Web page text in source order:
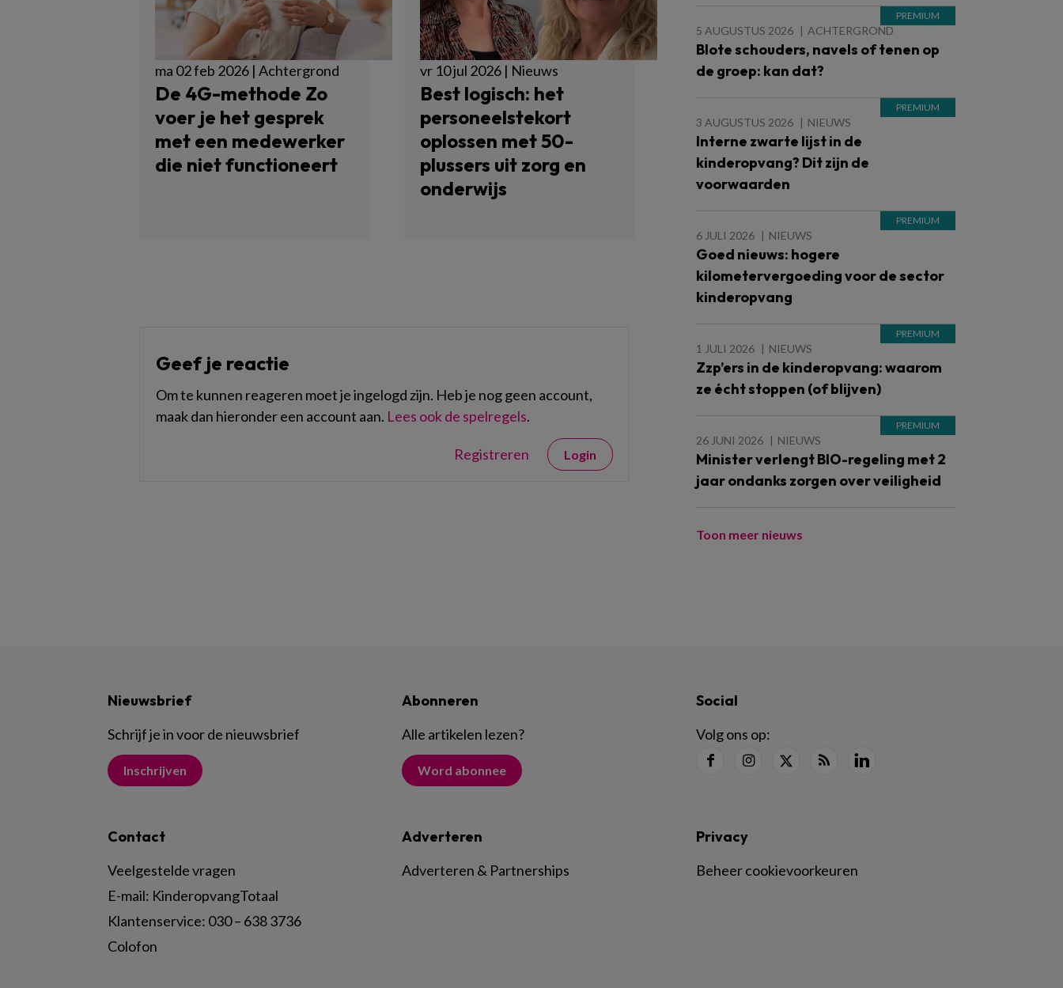
ma 02 feb 2026 | Achtergrond
De 4G-methode Zo
voer je het gesprek
met een medewerker
die niet functioneert
vr 10 jul 2026 | Nieuws
Best logisch: het
personeelstekort
oplossen met 50-
plussers uit zorg en
onderwijs
Geef je reactie
Om te kunnen reageren moet je ingelogd zijn. Heb je nog geen account,
maak dan hieronder een account aan. Lees ook de spelregels.
Registreren Login
5 AUGUSTUS 2026 ACHTERGROND
Blote schouders, navels of tenen op
de groep: kan dat?
3 AUGUSTUS 2026 NIEUWS
Interne zwarte lijst in de
kinderopvang? Dit zijn de
voorwaarden
6 JULI 2026 NIEUWS
Goed nieuws: hogere
kilometervergoeding voor de sector
kinderopvang
1 JULI 2026 NIEUWS
Zzp’ers in de kinderopvang: waarom
ze écht stoppen (of blijven)
26 JUNI 2026 NIEUWS
Minister verlengt BIO-regeling met 2
jaar ondanks zorgen over veiligheid
Toon meer nieuws
Nieuwsbrief
Schrijf je in voor de nieuwsbrief
Inschrijven
Abonneren
Alle artikelen lezen?
Word abonnee
Social
Volg ons op:
Contact
Veelgestelde vragen
E-mail: KinderopvangTotaal
Klantenservice: 030 – 638 3736
Colofon
Adverteren
Adverteren & Partnerships
Privacy
Beheer cookievoorkeuren